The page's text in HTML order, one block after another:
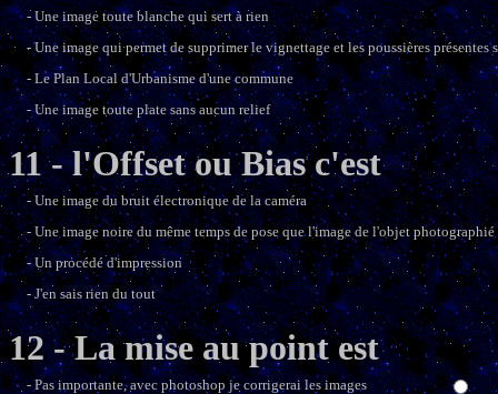
- Une image toute blanche qui sert à rien
- Une image qui permet de supprimer le vignettage et les poussières présentes
- Le Plan Local d'Urbanisme d'une commune
- Une image toute plate sans aucun relief
11 - l'Offset ou Bias c'est
- Une image du bruit électronique de la caméra
- Une image noire du même temps de pose que l'image de l'objet photographié
- Un procédé d'impression
- J'en sais rien du tout
12 - La mise au point est
- Pas importante, avec photoshop je corrigerai les images